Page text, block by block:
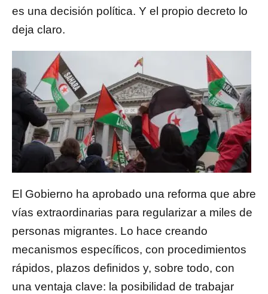
es una decisión política. Y el propio decreto lo
deja claro.
El Gobierno ha aprobado una reforma que abre
vías extraordinarias para regularizar a miles de
personas migrantes. Lo hace creando
mecanismos específicos, con procedimientos
rápidos, plazos definidos y, sobre todo, con
una ventaja clave: la posibilidad de trabajar